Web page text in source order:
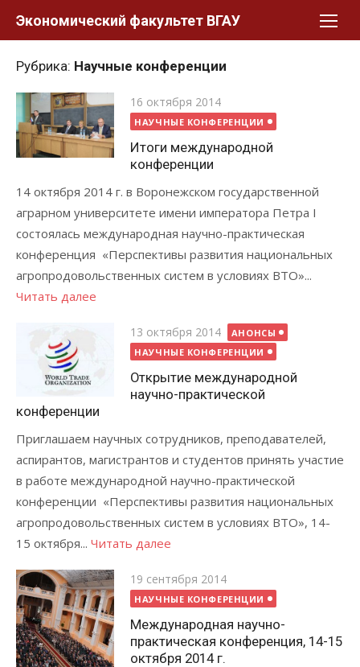
Экономический факультет ВГАУ
Рубрика: Научные конференции
Posted
on
16 октября 2014
НАУЧНЫЕ КОНФЕРЕНЦИИ
Итоги международной
конференции
14 октября 2014 г. в Воронежском государственной
аграрном университете имени императора Петра I
состоялась международная научно-практическая
конференция «Перспективы развития национальных
агропродовольственных систем в условиях ВТО»...
Читать далее
Posted
on
13 октября 2014
АНОНСЫ
НАУЧНЫЕ КОНФЕРЕНЦИИ
Открытие международной
научно-практической
конференции
Приглашаем научных сотрудников, преподавателей,
аспирантов, магистрантов и студентов принять участие
в работе международной научно-практической
конференции «Перспективы развития национальных
агропродовольственных систем в условиях ВТО», 14-
15 октября... Читать далее
Posted
on
19 сентября 2014
НАУЧНЫЕ КОНФЕРЕНЦИИ
Международная научно-
практическая конференция, 14-15
октября 2014 г.